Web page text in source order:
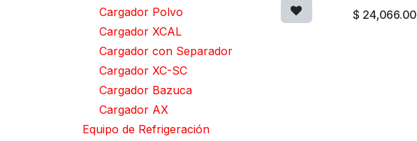
Cargador Polvo
Cargador XCAL
Cargador con Separador
Cargador XC-SC
Cargador Bazuca
Cargador AX
Equipo de Refrigeración
$ 24,066.00